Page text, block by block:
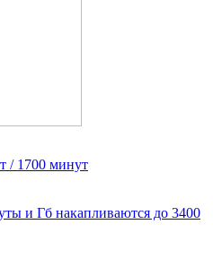
/ 1700 минут
и Гб накапливаются до 3400